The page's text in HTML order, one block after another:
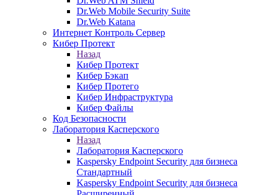
Dr.Web Mobile Security Suite
Dr.Web Katana
Интернет Контроль Сервер
Кибер Протект
Назад
Кибер Протект
Кибер Бэкап
Кибер Протего
Кибер Инфраструктура
Кибер Файлы
Код Безопасности
Лаборатория Касперского
Назад
Лаборатория Касперского
Kaspersky Endpoint Security для бизнеса
Стандартный
Kaspersky Endpoint Security для бизнеса